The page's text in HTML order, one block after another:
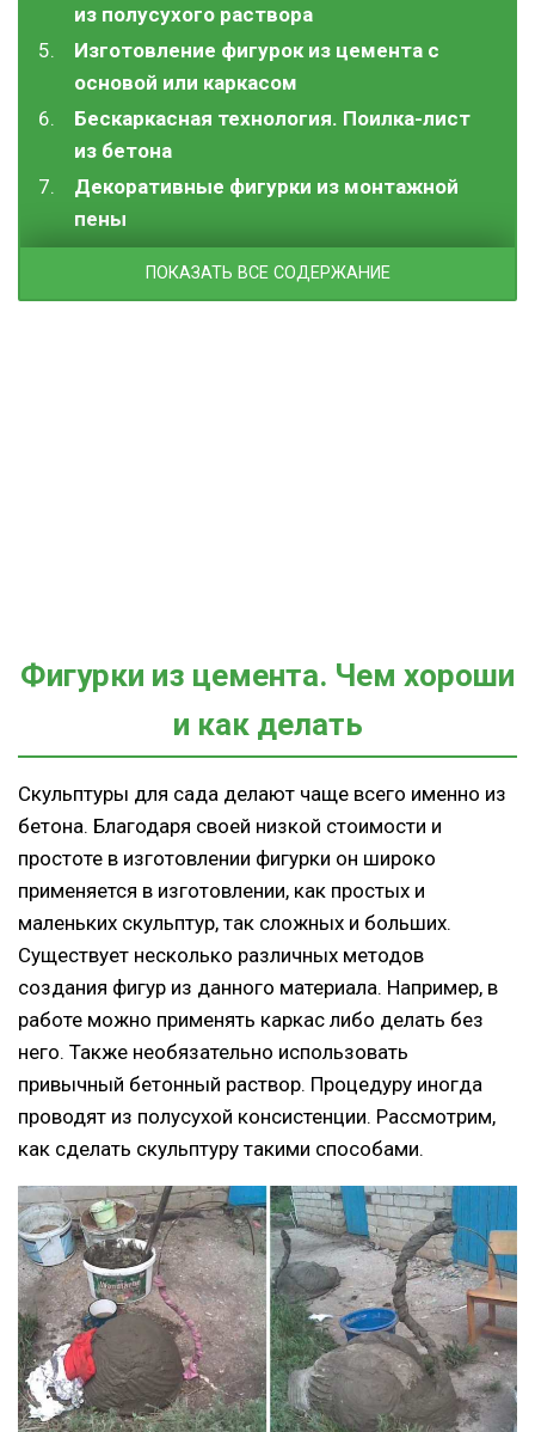
из полусухого раствора
Изготовление фигурок из цемента с
основой или каркасом
Бескаркасная технология. Поилка-лист
из бетона
Декоративные фигурки из монтажной
пены
ПОКАЗАТЬ ВСЕ СОДЕРЖАНИЕ
Фигурки из цемента. Чем хороши
и как делать
Скульптуры для сада делают чаще всего именно из
бетона. Благодаря своей низкой стоимости и
простоте в изготовлении фигурки он широко
применяется в изготовлении, как простых и
маленьких скульптур, так сложных и больших.
Существует несколько различных методов
создания фигур из данного материала. Например, в
работе можно применять каркас либо делать без
него. Также необязательно использовать
привычный бетонный раствор. Процедуру иногда
проводят из полусухой консистенции. Рассмотрим,
как сделать скульптуру такими способами.